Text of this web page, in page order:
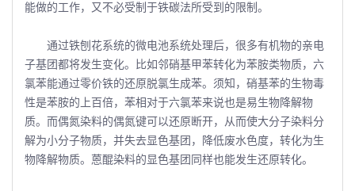
能做的工作，又不必受制于铁碳法所受到的限制。
通过铁刨花系统的微电池系统处理后，很多有机物的亲电
子基团都将发生变化。比如邻硝基甲苯转化为苯胺类物质，六
氯苯能通过零价铁的还原脱氯生成苯。须知，硝基苯的生物毒
性是苯胺的上百倍，苯相对于六氯苯来说也是易生物降解物
质。而偶氮染料的偶氮键可以还原断开，从而使大分子染料分
解为小分子物质，并失去显色基团，降低废水色度，转化为生
物降解物质。蒽醌染料的显色基团同样也能发生还原转化。